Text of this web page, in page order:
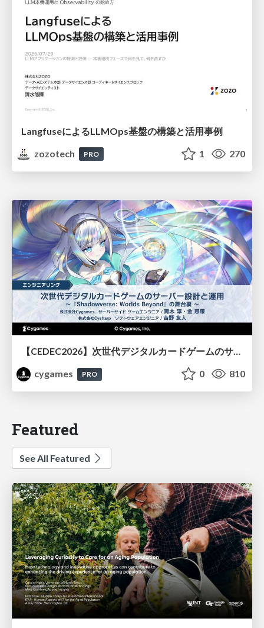
LangfuseによるLLMOps基盤の構築と活用事例
zozotech
PRO 1 270
【CEDEC2026】次世代デジタルカードゲームのサーバー設計と運用 〜『Shadowverse: Worlds Beyond』の舞台裏～
cygames
PRO 0 810
Featured
See All Featured